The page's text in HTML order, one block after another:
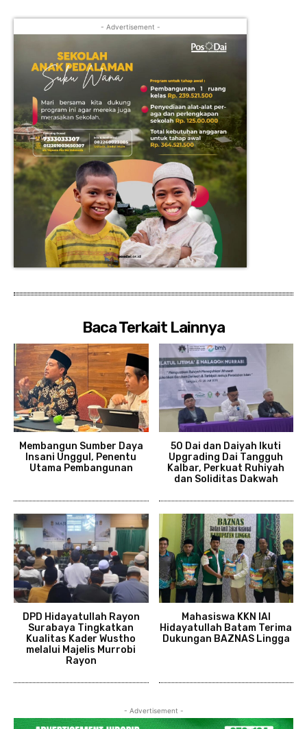
- Advertisement -
Baca Terkait Lainnya
Membangun Sumber Daya
Insani Unggul, Penentu
Utama Pembangunan
50 Dai dan Daiyah Ikuti
Upgrading Dai Tangguh
Kalbar, Perkuat Ruhiyah
dan Soliditas Dakwah
DPD Hidayatullah Rayon
Surabaya Tingkatkan
Kualitas Kader Wustho
melalui Majelis Murrobi
Rayon
Mahasiswa KKN IAI
Hidayatullah Batam Terima
Dukungan BAZNAS Lingga
- Advertisement -